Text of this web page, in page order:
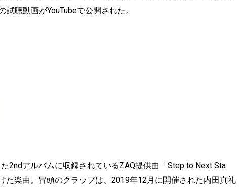
聴動画がYouTubeで公開された。
2ndアルバムに収録されているZAQ提供曲「Step to Next Sta
た楽曲。冒頭のクラップは、2019年12月に開催された内田真礼